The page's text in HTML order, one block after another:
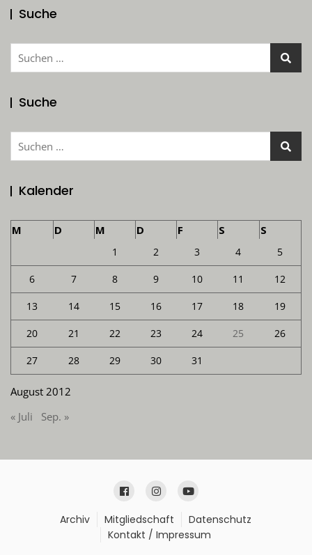
Suche
Suchen
Suche
Suchen
Kalender
August 2012
M D M D F S S
1 2 3 4 5
6 7 8 9 10 11 12
13 14 15 16 17 18 19
20 21 22 23 24 25 26
27 28 29 30 31
« Juli Sep. »
Archiv Mitgliedschaft
Datenschutz
Kontakt / Impressum